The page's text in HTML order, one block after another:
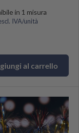
in 1 misura
IVA/unità
al carrello